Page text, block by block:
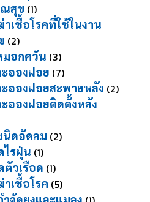
ณสุข (1)
เชื้อโรคที่ใช้ในงาน
(2)
มอกควัน (3)
อองฝอย (7)
อองฝอยสะพายหลัง (2)
อองฝอยติดตั้งหลัง
นิดอัดลม (2)
ไรฝุ่น (1)
ตัวเรือด (1)
เชื้อโรค (5)